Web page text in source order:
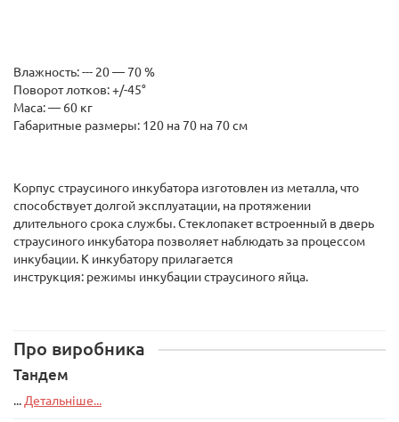
Влажность: --- 20 ― 70 %
Поворот лотков: +/-45°
Маса: — 60 кг
Габаритные размеры: 120 на 70 на 70 см
Корпус страусиного инкубатора изготовлен из металла, что
способствует долгой эксплуатации, на протяжении
длительного срока службы. Стеклопакет встроенный в дверь
страусиного инкубатора позволяет наблюдать за процессом
инкубации. К инкубатору прилагается
инструкция: режимы инкубации страуcиного яйца.
Про виробника
Тандем
... Детальніше...